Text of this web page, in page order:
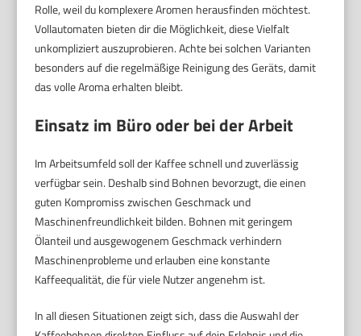
Rolle, weil du komplexere Aromen herausfinden möchtest.
Vollautomaten bieten dir die Möglichkeit, diese Vielfalt
unkompliziert auszuprobieren. Achte bei solchen Varianten
besonders auf die regelmäßige Reinigung des Geräts, damit
das volle Aroma erhalten bleibt.
Einsatz im Büro oder bei der Arbeit
Im Arbeitsumfeld soll der Kaffee schnell und zuverlässig
verfügbar sein. Deshalb sind Bohnen bevorzugt, die einen
guten Kompromiss zwischen Geschmack und
Maschinenfreundlichkeit bilden. Bohnen mit geringem
Ölanteil und ausgewogenem Geschmack verhindern
Maschinenprobleme und erlauben eine konstante
Kaffeequalität, die für viele Nutzer angenehm ist.
In all diesen Situationen zeigt sich, dass die Auswahl der